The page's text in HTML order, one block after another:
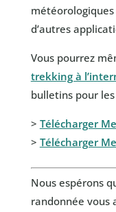
d’autres
Vous pourrez
trekking à
bulletins pour
> Télécharger
> Télécharger
Nous espérons
randonnée vous